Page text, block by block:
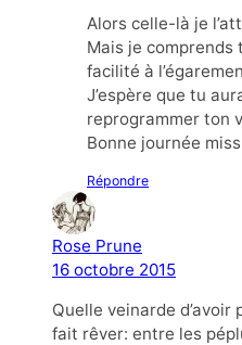
Alors celle-là je
Mais je
facilité à
J’espère que tu
reprogrammer ton
Bonne journée
Répondre
Rose Prune
16 octobre 2015
Quelle veinarde
fait rêver: entre les